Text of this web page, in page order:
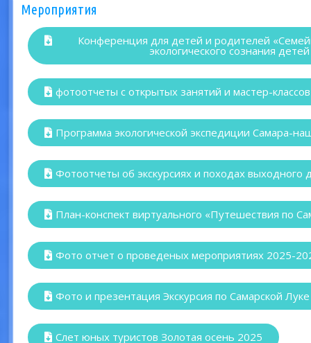
Мероприятия
Конференция для детей и родителей
экологического сознания
фотоотчеты с открытых занятий и мастер-
Программа экологической экспедиции Самара-
Фотоотчеты об экскурсиях и походах выходного
План-конспект виртуального «Путешествия по
Фото отчет о проведеных мероприятиях 2025-
Фото и презентация Экскурсия по Самарской Луке
Слет юных туристов Золотая осень 2025